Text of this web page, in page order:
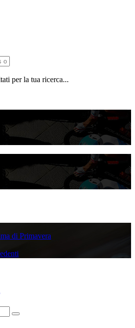
per la tua ricerca...
di Primavera